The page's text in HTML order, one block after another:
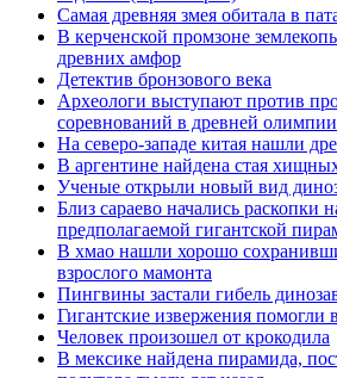
Самая древняя змея обитала в
В керченской промзоне
древних амфор
Детектив бронзового века
Археологи выступают против
соревнований в древней олимпии
На северо-западе китая нашли
В аргентине найдена стая
Ученые открыли новый вид
Близ сараево начались раскопки
предполагаемой гигантской
В хмао нашли хорошо
взрослого мамонта
Пингвины застали гибель
Гигантские извержения помогли
Человек произошел от крокодила
В мексике найдена пирамида,